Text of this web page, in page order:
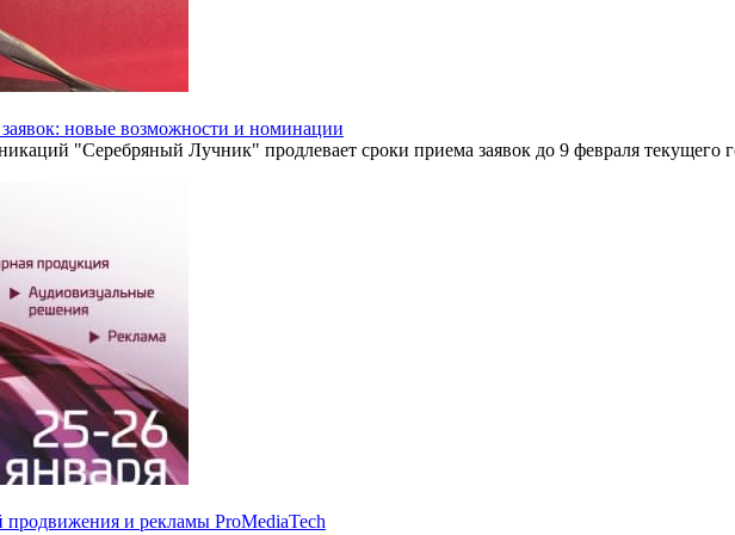
новые возможности и номинации
"Серебряный Лучник" продлевает сроки приема заявок до 9 февраля текущего
и рекламы ProMediaTech